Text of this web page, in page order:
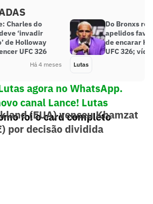
Charles do
‘invadir
de Holloway
UFC 326
Há 4 meses
Do Bronxs
apelidos
de encarar
UFC 326;
Lutas
agora no WhatsApp.
canal Lance! Lutas
foi o card completo
(EUA) venceu Khamzat
por decisão dividida